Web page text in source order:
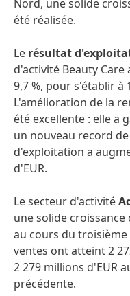
Nord, une solide
été réalisée.
Le résultat
d'activité Beauty
9,7 %, pour s'établir à
L'amélioration de la
été excellente : elle a
un nouveau record
d'exploitation a
d'EUR.
Le secteur d'activité
une solide croissance
au cours du
ventes ont atteint 2
2 279 millions d'EUR
précédente.